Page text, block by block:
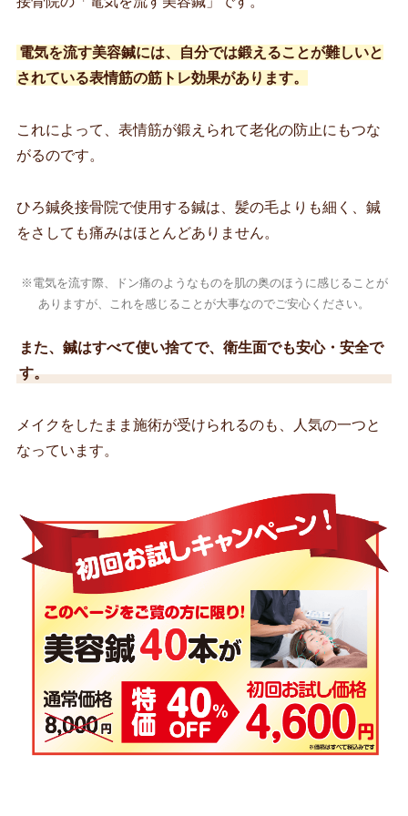
電気を流す美容鍼には、自分では鍛えることが難しいと
されている表情筋の筋トレ効果があります。
これによって、表情筋が鍛えられて老化の防止にもつな
がるのです。
ひろ鍼灸接骨院で使用する鍼は、髪の毛よりも細く、鍼
をさしても痛みはほとんどありません。
※電気を流す際、ドン痛のようなものを肌の奥のほうに感じることが
ありますが、これを感じることが大事なのでご安心ください。
また、鍼はすべて使い捨てで、衛生面でも安心・安全で
す。
メイクをしたまま施術が受けられるのも、人気の一つと
なっています。